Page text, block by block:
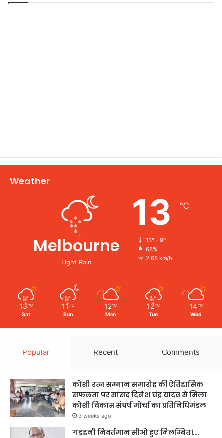
Weather
Melbourne
Light Rain
13 ℃
13º - 9º
68%
2.68 km/h
13 ℃
Sat
11 ℃
Sun
12 ℃
Mon
12 ℃
Tue
14 ℃
Wed
Popular Recent Comments
कोशी रत्न सम्मान समारोह की ऐतिहासिक
सफलता पर सांसद दिनेश चंद्र यादव से मिला
कोशी विकास संघर्ष मोर्चा का प्रतिनिधिमंडल
3 weeks ago
गडहनी निवर्तमान सीओ हुए निलम्बित।….